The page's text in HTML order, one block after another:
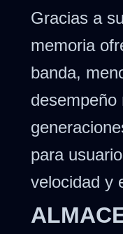
Gracias a
memoria
banda,
para
velocidad y